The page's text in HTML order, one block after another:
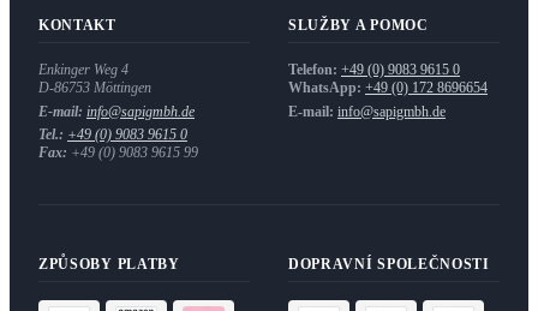
KONTAKT
Enkinger Weg 4
D-86753 Möttingen
E-mail: info@sapigmbh.de
Tel.: +49 (0) 9083 9615 0
Fax: +49 (0) 9083 9615 99
SLUŽBY A POMOC
Telefon: +49 (0) 9083 9615 0
WhatsApp: +49 (0) 172 8696654
E-mail: info@sapigmbh.de
ZPŮSOBY PLATBY DOPRAVNÍ SPOLEČNOSTI